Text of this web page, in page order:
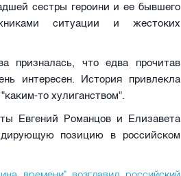
сестры героини и ее бывшего
ситуации и жестоких
призналась, что едва прочитав
интересен. История привлекла
то хулиганством".
Евгений Романцов и Елизавета
позицию в российском